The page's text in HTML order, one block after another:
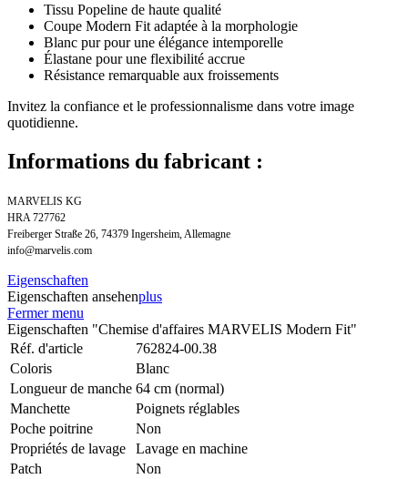
Tissu Popeline de haute qualité
Coupe Modern Fit adaptée à la morphologie
Blanc pur pour une élégance intemporelle
Élastane pour une flexibilité accrue
Résistance remarquable aux froissements
Invitez la confiance et le professionnalisme dans votre image
quotidienne.
Informations du fabricant :
MARVELIS KG
HRA 727762
Freiberger Straße 26, 74379 Ingersheim, Allemagne
info@marvelis.com
Eigenschaften
Eigenschaften ansehenplus
Fermer menu
Eigenschaften "Chemise d'affaires MARVELIS Modern Fit"
Réf. d'article
762824-00.38
Coloris
Blanc
Longueur de manche 64 cm (normal)
Manchette
Poignets réglables
Poche poitrine
Non
Propriétés de lavage
Lavage en machine
Patch
Non